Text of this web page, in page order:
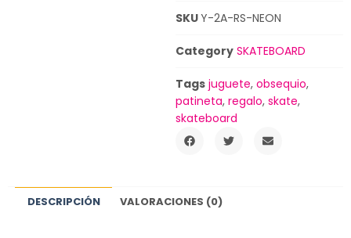
SKUY-2A-RS-NEON
Category SKATEBOARD
Tags juguete, obsequio,
patineta, regalo, skate,
skateboard
DESCRIPCIÓN VALORACIONES (0)